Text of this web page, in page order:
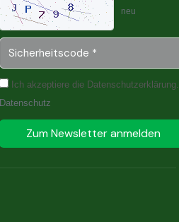
neu
Ich akzeptiere die Datenschutzerklärung.
Datenschutz
Zum Newsletter anmelden